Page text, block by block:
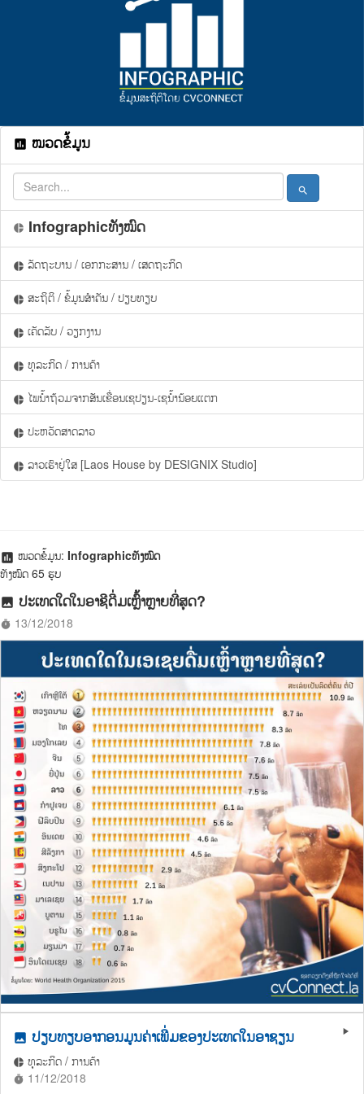
assessment ໝວດຂໍ້ມູນ
search
pie_chart Infographicທັງໝົດ
pie_chart ລັດຖະບານ / ເອກກະສານ / ເສດຖະກິດ
pie_chart ສະຖິຕິ / ຂໍ້ມູນສຳຄັນ / ປຽບທຽບ
pie_chart ເຄັດລັບ / ວຽກງານ
pie_chart ທຸລະກິດ / ການຄ້າ
pie_chart ໄພນ້ຳຖ້ວມຈາກສັນເຂື່ອນເຊປຽນ-ເຊນ້ຳນ້ອຍແຕກ
pie_chart ປະຫວັດສາດລາວ
pie_chart ລາວເຮົາຢູ່ໃສ [Laos House by DESIGNIX Studio]
assessment ໝວດຂໍ້ມູນ: Infographicທັງໝົດ
ທັງໝົດ 65 ຮູບ
photo ປະເທດໃດໃນອາຊີດື່ມເຫຼົ້າຫຼາຍທີ່ສຸດ?
timer 13/12/2018
play_arrow
photo ປຽບທຽບອາກອນມູນຄ່າເພີ່ມຂອງປະເທດໃນອາຊຽນ
pie_chart ທຸລະກິດ / ການຄ້າ
timer 11/12/2018